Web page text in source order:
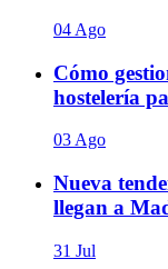
04 Ago
Cómo
hostelería
03 Ago
Nueva
llegan a
31 Jul